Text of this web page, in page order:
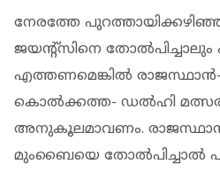
നേരത്തേ
ജയന്‍റ്‌സിനെ തോൽപിച്ചാലും
എത്തണമെങ്കിൽ
കൊൽക്കത്ത- ഡൽഹി
അനുകൂലമാവണം.
മുംബൈയെ തോൽപിച്ചാൽ